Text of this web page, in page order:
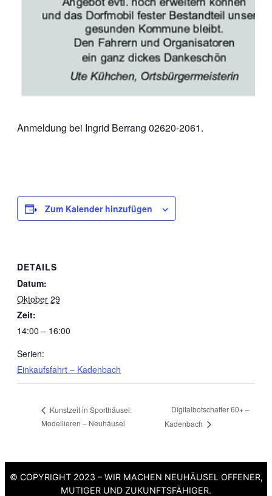
Anmeldung bei Ingrid Berrang 02620-2061.
Zum Kalender hinzufügen
DETAILS
Datum:
Oktober 29
Zeit:
14:00 – 16:00
Serien:
Einkaufsfahrt – Kadenbach
Kunstzeit in Sporthäusel:
Modellieren – Neuhäusel
Digitalbotschafter 60+ –
Kadenbach
© COPYRIGHT 2023 – WIR MACHEN NEUHÄUSEL OFFENER,
MUTIGER UND ZUKUNFTSFÄHIGER.